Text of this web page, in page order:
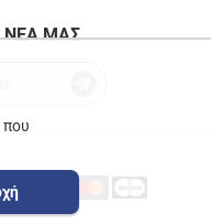
ΝΕΑ ΜΑΣ
που